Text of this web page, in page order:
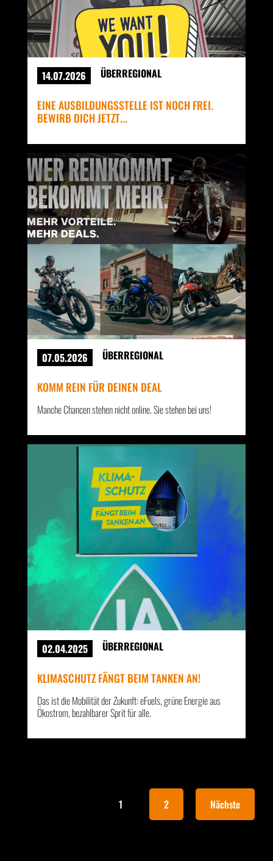
14.07.2026 ÜBERREGIONAL
EINE AUSBILDUNGSSTELLE IST NOCH FREI.
BEWIRB DICH JETZT...
07.05.2026 ÜBERREGIONAL
KOMM REIN FÜR DEINEN DEAL
Manche Chancen stehen nicht online. Sie stehen bei uns!
02.04.2025 ÜBERREGIONAL
KLIMASCHUTZ FÄNGT BEIM TANKEN AN!
Das ist die Mobilität der Zukunft: eFuels, grüne Energie aus
Ökostrom, bezahlbarer Sprit für alle.
1 2 Nächste